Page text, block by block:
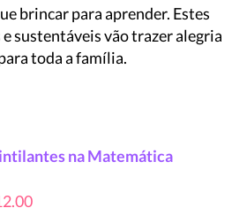
brincar para aprender. Estes
sustentáveis vão trazer alegria
toda a família.
na Matemática